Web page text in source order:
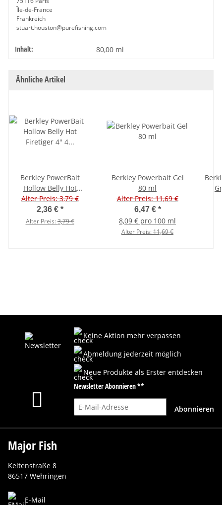
Île-de-France
Frankreich
stuart.houston@purefishing.com
Produkteigenschaft
Wert
Inhalt: 80,00 ml
Ähnliche Artikel
Berkley PowerBait
Hollow Belly Hot
Firetiger 4" 4 Stück
Alter Preis: 3,79 €
2,36 € *
Alter Preis:3,79 €
Berkley Powerbait Gel
80 ml
Alter Preis: 11,69 €
6,47 € *
8,09 € pro 100 ml
Alter Preis:11,69 €
Keine Aktion mehr verpassen
Abmeldung jederzeit möglich
Neue Produkte als Erster entdecken
Newsletter Abonnieren **
E-Mail-Adresse
Abonnieren
Major Fish
Keltenstraße 8
86517 Wehringen
E-Mail